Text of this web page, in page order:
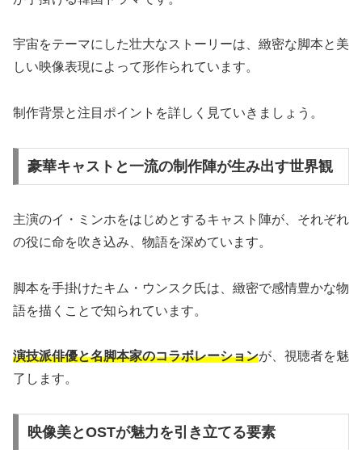
宇宙をテーマにした壮大なストーリーは、緻密な脚本と美
しい映像表現によって形作られています。
制作背景と注目ポイントを詳しく見ていきましょう。
豪華キャストと一流の制作陣が生み出す世界観
主演のイ・ミンホをはじめとするキャスト陣が、それぞれ
の役に命を吹き込み、物語を深めています。
脚本を手掛けたキム・ウンスク氏は、緻密で感情豊かな物
語を描くことで知られています。
演技派俳優と名脚本家のコラボレーションが、視聴者を魅
了します。
映像美とOSTが魅力を引き立てる要素